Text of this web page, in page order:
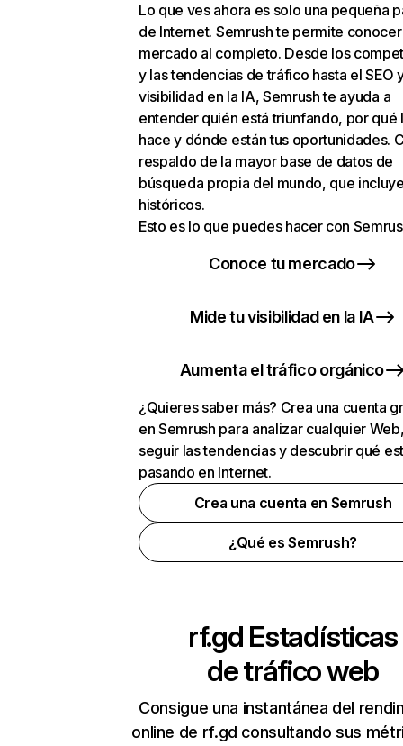
Lo que ves ahora es solo una pequeña
de Internet. Semrush te permite
mercado al completo. Desde los
y las tendencias de tráfico hasta el SEO
visibilidad en la IA, Semrush te ayuda a
entender quién está triunfando, por qué
hace y dónde están tus oportunidades.
respaldo de la mayor base de datos de
búsqueda propia del mundo, que
históricos.
Esto es lo que puedes hacer con
Conoce tu mercado
Mide tu visibilidad en la IA
Aumenta el tráfico orgánico
¿Quieres saber más? Crea una cuenta
en Semrush para analizar cualquier
seguir las tendencias y descubrir qué
pasando en Internet.
Crea una cuenta en Semrush
¿Qué es Semrush?
rf.gd Estadísticas
de tráfico web
Consigue una instantánea del
online de rf.gd consultando sus